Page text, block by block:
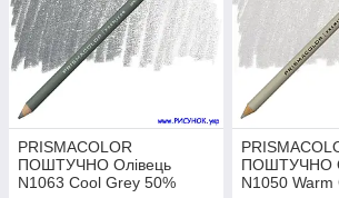
PRISMACOLOR
ПОШТУЧНО Олівець
N1063 Cool Grey 50%
ПОШТУЧНО
N1050 Warm